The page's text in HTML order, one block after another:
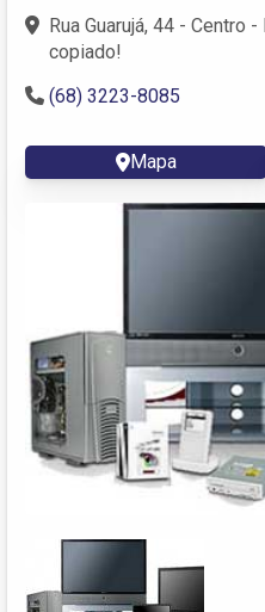
Rua Guarujá, 44 - Centro
copiado!
(68) 3223-8085
Mapa